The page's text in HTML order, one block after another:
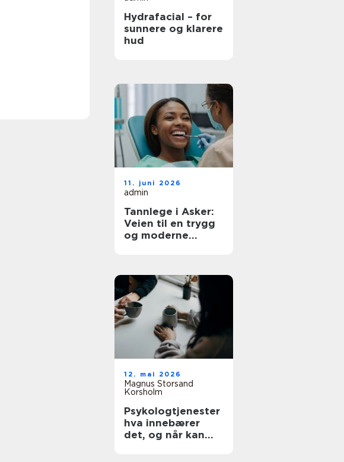
Hydrafacial – for
sunnere og klarere
hud
11. juni 2026
admin
Tannlege i Asker:
Veien til en trygg
og moderne
12. mai 2026
Magnus Storsand
Korsholm
Psykologtjenester
hva innebærer
det, og når kan